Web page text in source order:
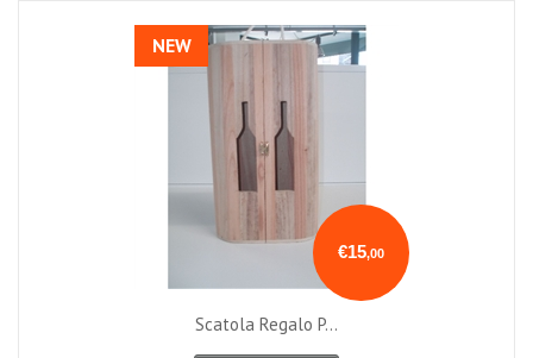
€15,00
NEW
Scatola Regalo P...